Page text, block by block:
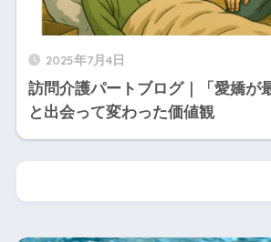
2025年7月4日
訪問介護パートブログ｜「愛嬌が
と出会って変わった価値観